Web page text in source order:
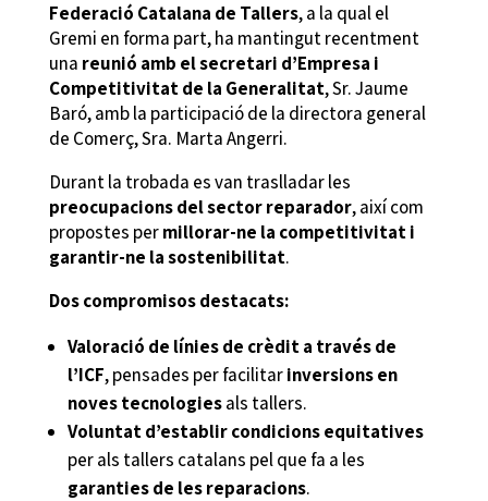
Federació Catalana de Tallers, a la qual el
Gremi en forma part, ha mantingut recentment
una reunió amb el secretari d’Empresa i
Competitivitat de la Generalitat, Sr. Jaume
Baró, amb la participació de la directora general
de Comerç, Sra. Marta Angerri.
Durant la trobada es van traslladar les
preocupacions del sector reparador, així com
propostes permillorar-ne la competitivitat i
garantir-ne la sostenibilitat.
Dos compromisos destacats:
Valoració de línies de crèdit a través de
l’ICF, pensades per facilitarinversions en
noves tecnologiesals tallers.
Voluntat d’establir condicions equitatives
per als tallers catalans pel que fa a les
garanties de les reparacions.